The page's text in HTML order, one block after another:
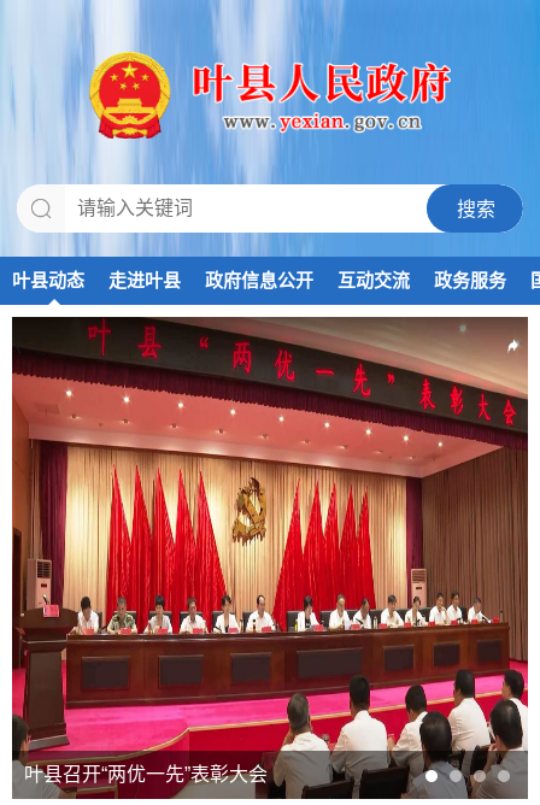
叶县动态 走进叶县 政府信息公开 互动交流 政务服务
叶县召开“两优一先”表彰大会